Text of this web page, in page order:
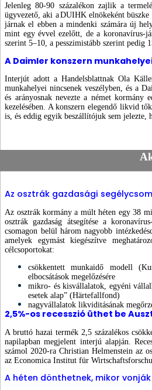
Jelenleg 80-90 százalékon zajlik a
ügyvezető, aki aDUIHK elnökeként büszke
járnak el ebben a mindenki számára új
mint egy évvel ezelőtt, de a koronavírus-
szerint 5–10, a pesszimistább szerint pedig
A Daimler konszern
Interjút adott a Handelsblattnak Ola
munkahelyei nincsenek veszélyben, és a
és arányosnak nevezte a német kormány
kezelésében. A konszern elegendő likvid
is, és eddig egyik beszállítójuk sem
Az osztrák gazdasági
Az osztrák kormány a múlt héten egy 38
osztrák gazdaság átsegítése a
csomagon belül három nagyobb
amelyek egymást kiegészítve
célcsoportokat:
csökkentett munkaidő modell
elbocsátások megelőzésére
mikro- és kisvállalatok, egyéni
esetek alap” (Härtefallfond)
nagyvállalatok likviditásának
2,5%-os recesszió üthet be
A bruttó hazai termék 2,5 százalékos
napilapban megjelent interjú alapján.
számol 2020-ra Christian Helmenstein az
az Economica Institut für
A héten dönthetnek, mikor